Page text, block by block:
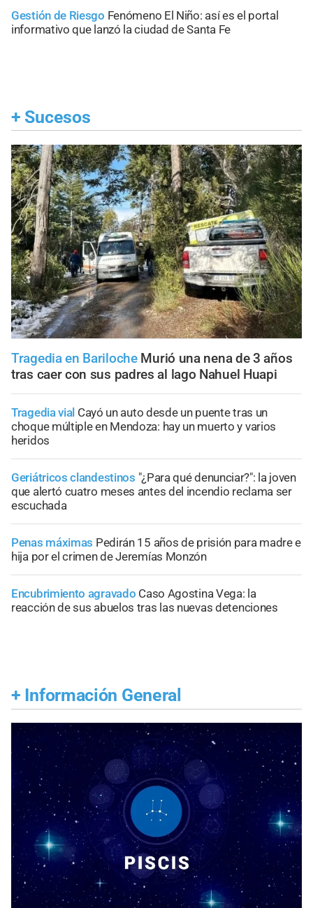
Gestión de Riesgo Fenómeno El Niño: así es el portal
informativo que lanzó la ciudad de Santa Fe
+ Sucesos
Tragedia en Bariloche Murió una nena de 3 años
tras caer con sus padres al lago Nahuel Huapi
Tragedia vial Cayó un auto desde un puente tras un
choque múltiple en Mendoza: hay un muerto y varios
heridos
Geriátricos clandestinos "¿Para qué denunciar?": la joven
que alertó cuatro meses antes del incendio reclama ser
escuchada
Penas máximas Pedirán 15 años de prisión para madre e
hija por el crimen de Jeremías Monzón
Encubrimiento agravado Caso Agostina Vega: la
reacción de sus abuelos tras las nuevas detenciones
+ Información General